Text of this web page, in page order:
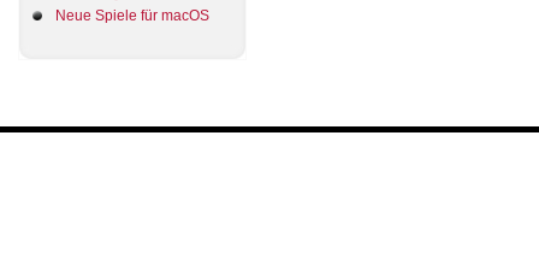
Neue Spiele für macOS